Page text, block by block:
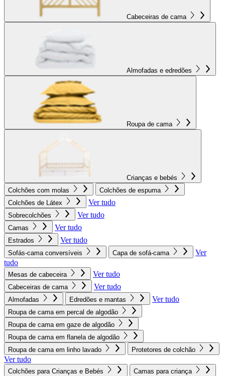
Cabeceiras de cama
Almofadas e edredões
Roupa de cama
Crianças e bebés
Colchões com molas
Colchões de espuma
Colchões de Látex
Ver tudo
Sobrecolchões Ver tudo
Camas Ver tudo
Estrados Ver tudo
Sofás-cama conversíveis Capa de sofá-cama
Ver
tudo
Mesas de cabeceira Ver tudo
Cabeceiras de cama Ver tudo
Almofadas Edredões e mantas Ver tudo
Roupa de cama em percal de algodão
Roupa de cama em gaze de algodão
Roupa de cama em flanela de algodão
Roupa de cama em linho lavado
Protetores de colchão
Ver tudo
Colchões para Crianças e Bebés Camas para criança